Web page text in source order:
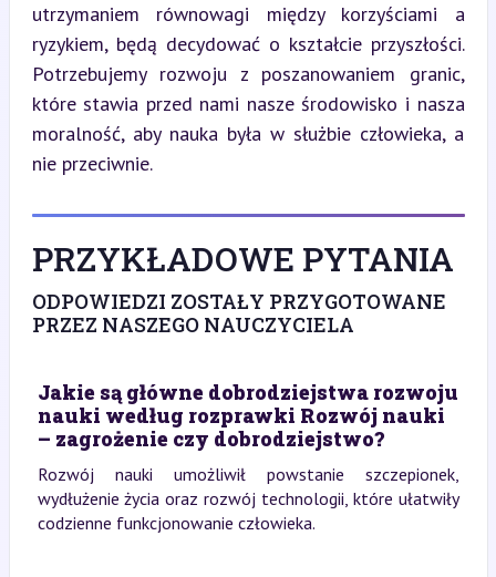
utrzymaniem równowagi między korzyściami a
ryzykiem, będą decydować o kształcie przyszłości.
Potrzebujemy rozwoju z poszanowaniem granic,
które stawia przed nami nasze środowisko i nasza
moralność, aby nauka była w służbie człowieka, a
nie przeciwnie.
PRZYKŁADOWE PYTANIA
ODPOWIEDZI ZOSTAŁY PRZYGOTOWANE
PRZEZ NASZEGO NAUCZYCIELA
Jakie są główne dobrodziejstwa rozwoju
nauki według rozprawki Rozwój nauki
– zagrożenie czy dobrodziejstwo?
Rozwój nauki umożliwił powstanie szczepionek,
wydłużenie życia oraz rozwój technologii, które ułatwiły
codzienne funkcjonowanie człowieka.